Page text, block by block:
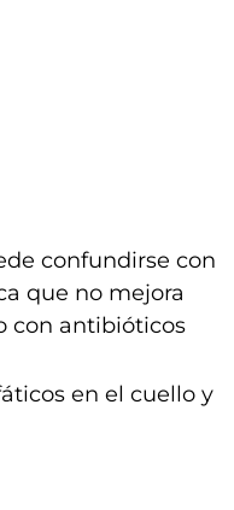
confundirse con
que no mejora
con antibióticos
en el cuello y